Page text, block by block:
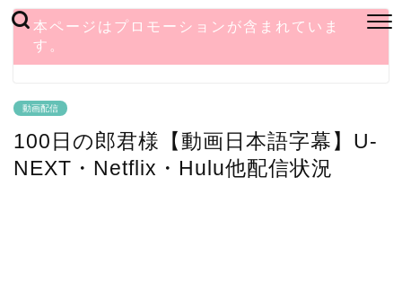
本ページはプロモーションが含まれていま
す。
動画配信
100日の郎君様【動画日本語字幕】U-
NEXT・Netflix・Hulu他配信状況